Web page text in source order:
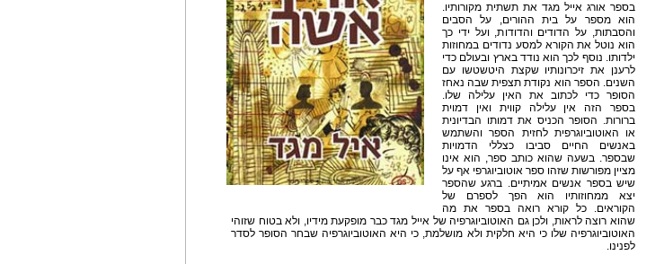
בספר אורג אייל מגד את תשתית מקורותיו.
הוא מספר על בית ההורים, על הסבים
והסבתות, על הדודים והדודות, ועל ידי כך
הוא נוטל את הקורא למסע נדודים במחוזות
ילדותו. נוסף לכך הוא נודד בארץ ובעולם כדי
לרענן את זיכרונותיו שקצת היטשטשו עם
השנים. הספר הוא נקודת תצפית שבה נאחז
הסופר כדי לכתוב את האין עלילה שלו.
בספר הזה אין עלילה קווית ואין דמוית
ברורות. הסופר הכניס את דמותו הבדיונית
או האוטוביוגרפית לחזית הספר והשתמש
באנשים החיים סביבו כצללי הדמויות
שבספר. בשעה שהוא כותב ספר, הוא אינו
מציין מפורשות שזהו ספר אוטוביוגרפי אף על
שיש בספר אנשים אמיתיים. ברגע שהספר
יצא ממחוזותיו הוא הפך לספרם של
הקוראים. כל קורא רואה בספר את מה
שהוא רוצה לראות, ולכן גם האוטוביוגרפיה של אייל מגד כבר מופקעת מידיו, ולא בטוח שזוהי
האוטוביוגרפיה שלו כי היא חלקית ולא מושלמת, כי היא האוטוביוגרפיה שבחר הסופר לסדר
לפנינו.